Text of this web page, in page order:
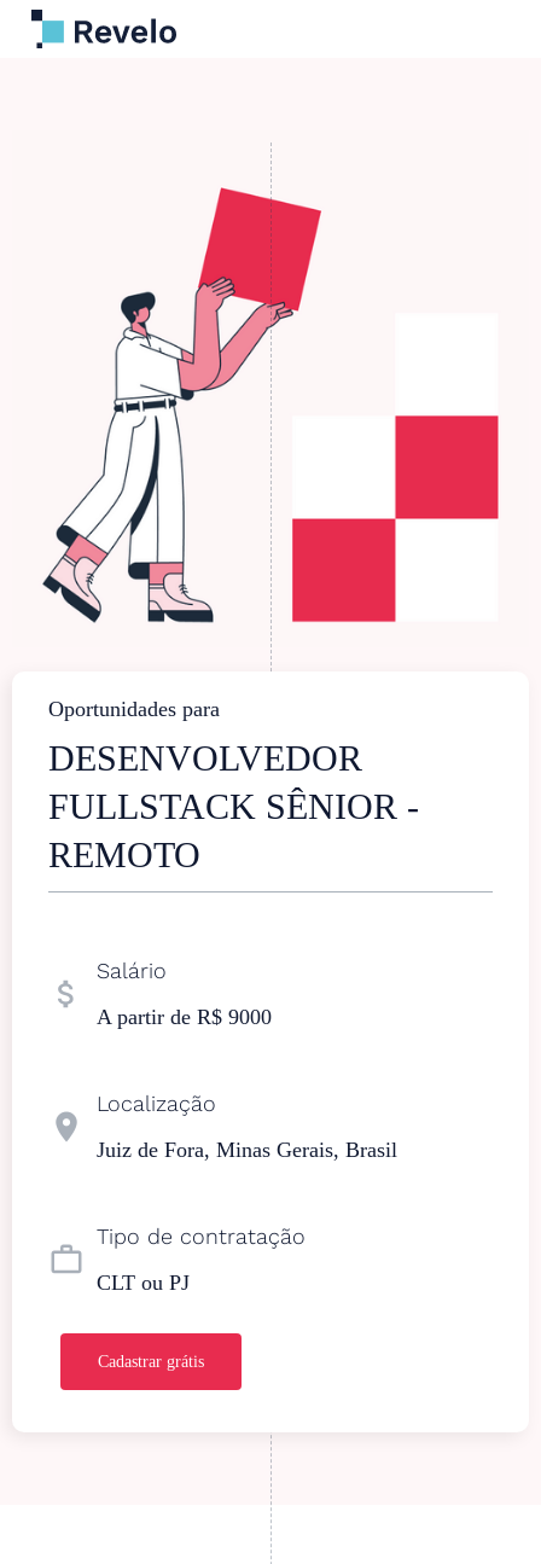
Oportunidades para
DESENVOLVEDOR
FULLSTACK SÊNIOR -
REMOTO
attach_money
Salário
A partir de R$ 9000
location_on
Localização
Juiz de Fora, Minas Gerais, Brasil
work_outline
Tipo de contratação
CLT ou PJ
Cadastrar grátis